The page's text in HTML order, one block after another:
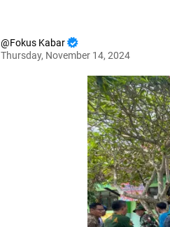
Fokus Kabar
Thursday, November 14, 2024